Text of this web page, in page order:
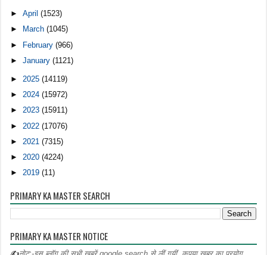
►April(1523)
►
March(1045)
► February(966)
►January(1121)
►2025(14119)
►2024(15972)
►2023(15911)
► 2022(17076)
► 2021(7315)
►2020(4224)
►2019(11)
PRIMARY KA MASTER SEARCH
PRIMARY KA MASTER NOTICE